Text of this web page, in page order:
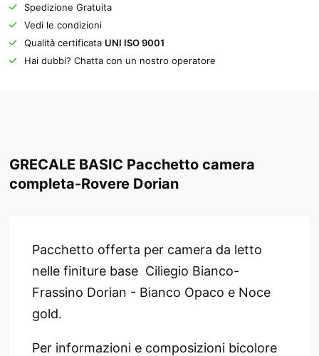
Spedizione Gratuita
Vedi le condizioni
Qualità certificata UNI ISO 9001
Hai dubbi? Chatta con un nostro operatore
GRECALE BASIC Pacchetto camera
completa-Rovere Dorian
Pacchetto offerta per camera da letto
nelle finiture base Ciliegio Bianco-
Frassino Dorian - Bianco Opaco e Noce
gold.
Per informazioni e composizioni bicolore